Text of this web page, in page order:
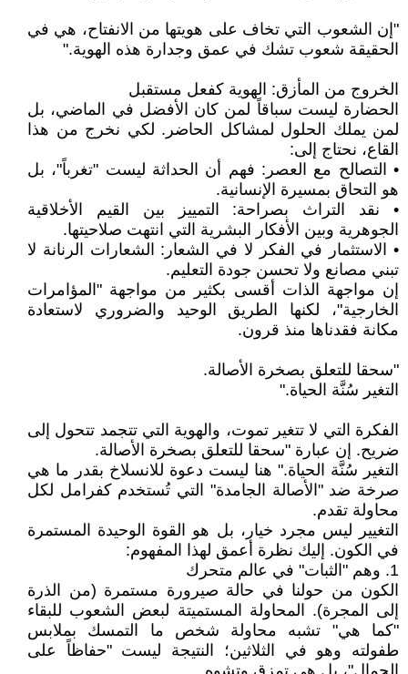
"إن الشعوب التي تخاف على هويتها من الانفتاح، هي في
الحقيقة شعوب تشك في عمق وجدارة هذه الهوية."
الخروج من المأزق: الهوية كفعل مستقبل
الحضارة ليست سباقاً لمن كان الأفضل في الماضي، بل
لمن يملك الحلول لمشاكل الحاضر. لكي نخرج من هذا
القاع، نحتاج إلى:
• التصالح مع العصر: فهم أن الحداثة ليست "تغرباً"، بل
هو التحاق بمسيرة الإنسانية.
• نقد التراث بصراحة: التمييز بين القيم الأخلاقية
الجوهرية وبين الأفكار البشرية التي انتهت صلاحيتها.
• الاستثمار في الفكر لا في الشعار: الشعارات الرنانة لا
تبني مصانع ولا تحسن جودة التعليم.
إن مواجهة الذات أقسى بكثير من مواجهة "المؤامرات
الخارجية"، لكنها الطريق الوحيد والضروري لاستعادة
مكانة فقدناها منذ قرون.
"سحقا للتعلق بصخرة الأصالة.
التغير سُنَّة الحياة."
الفكرة التي لا تتغير تموت، والهوية التي تتجمد تتحول إلى
ضريح. إن عبارة "سحقا للتعلق بصخرة الأصالة.
التغير سُنَّة الحياة." هنا ليست دعوة للانسلاخ بقدر ما هي
صرخة ضد "الأصالة الجامدة" التي تُستخدم كفرامل لكل
محاولة تقدم.
التغيير ليس مجرد خيار، بل هو القوة الوحيدة المستمرة
في الكون. إليك نظرة أعمق لهذا المفهوم:
1. وهم "الثبات" في عالم متحرك
الكون من حولنا في حالة صيرورة مستمرة (من الذرة
إلى المجرة). المحاولة المستميتة لبعض الشعوب للبقاء
"كما هي" تشبه محاولة شخص ما التمسك بملابس
طفولته وهو في الثلاثين؛ النتيجة ليست "حفاظاً على